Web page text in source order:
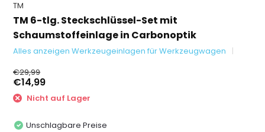
TM
TM 6-tlg. Steckschlüssel-Set mit
Schaumstoffeinlage in Carbonoptik
Alles anzeigen Werkzeugeinlagen für Werkzeugwagen
€29,99
€14,99
Nicht auf Lager
Unschlagbare Preise